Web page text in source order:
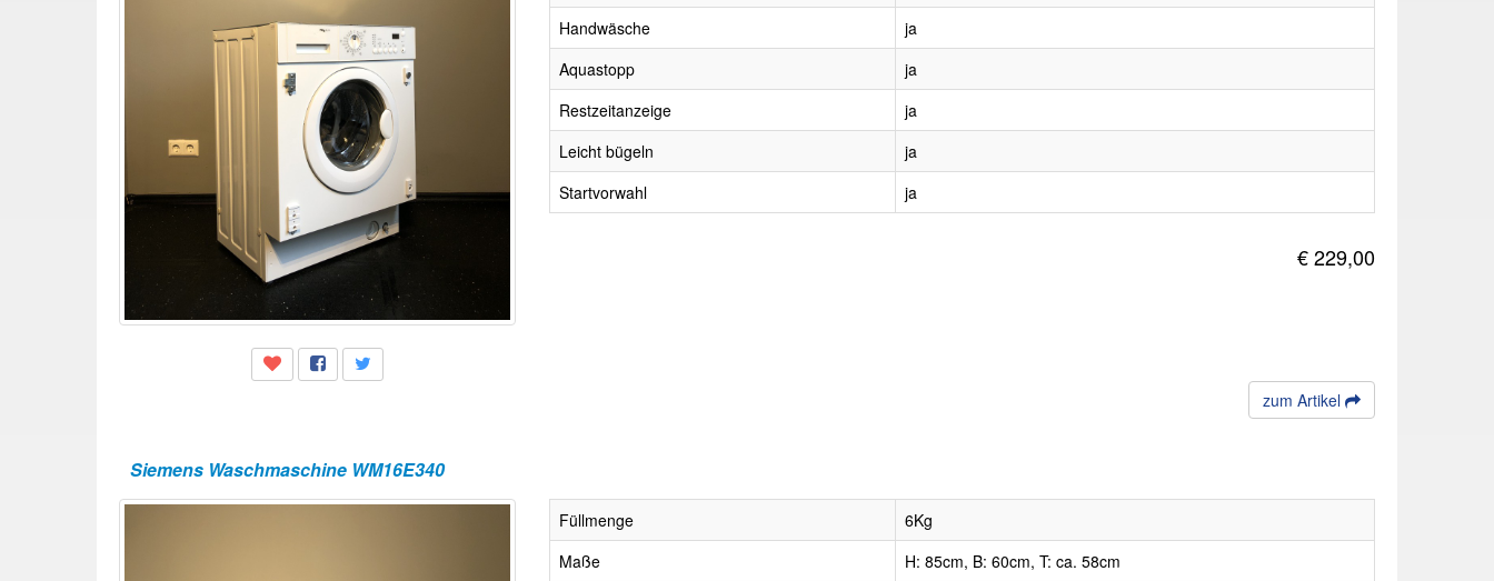
Handwäsche
ja
Aquastopp
ja
Restzeitanzeige
ja
Leicht bügeln
ja
Startvorwahl
ja
€ 229,00
zum Artikel
Siemens Waschmaschine WM16E340
Füllmenge
6Kg
Maße
H: 85cm, B: 60cm, T: ca. 58cm